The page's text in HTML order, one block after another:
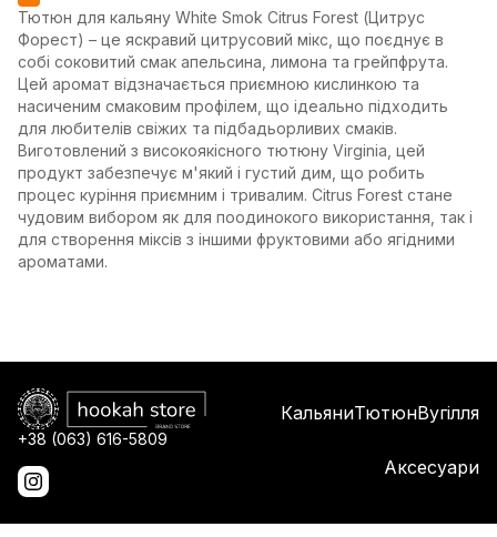
Тютюн для кальяну White Smok Citrus Forest (Цитрус
Форест) – це яскравий цитрусовий мікс, що поєднує в
собі соковитий смак апельсина, лимона та грейпфрута.
Цей аромат відзначається приємною кислинкою та
насиченим смаковим профілем, що ідеально підходить
для любителів свіжих та підбадьорливих смаків.
Виготовлений з високоякісного тютюну Virginia, цей
продукт забезпечує м'який і густий дим, що робить
процес куріння приємним і тривалим. Citrus Forest стане
чудовим вибором як для поодинокого використання, так і
для створення міксів з іншими фруктовими або ягідними
ароматами​.
+38 (063) 616-5809
КальяниТютюнВугілля
Аксесуари